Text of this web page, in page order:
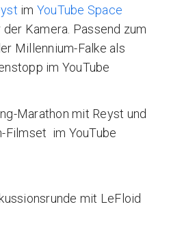
im YouTube Space
Kamera. Passend zum
Millennium-Falke als
im YouTube
Marathon mit Reyst und
Filmset im YouTube
mit LeFloid